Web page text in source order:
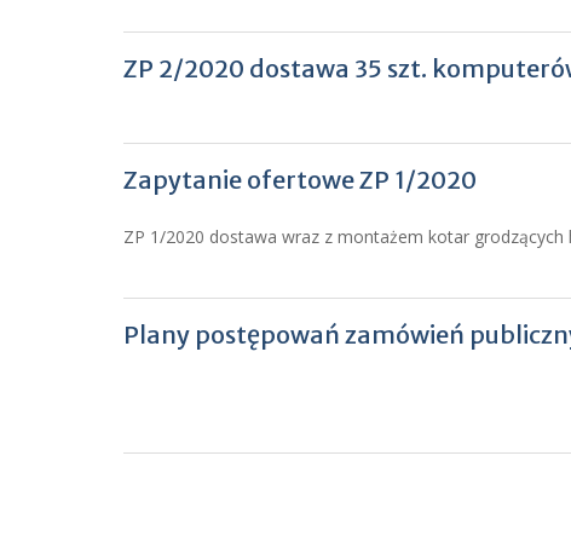
ZP 2/2020 dostawa 35 szt.
Zapytanie ofertowe ZP 1/2020
ZP 1/2020 dostawa wraz z montażem kotar
Plany postępowań zamówień